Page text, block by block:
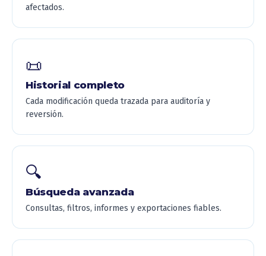
afectados.
📜
Historial completo
Cada modificación queda trazada para auditoría y
reversión.
🔍
Búsqueda avanzada
Consultas, filtros, informes y exportaciones fiables.